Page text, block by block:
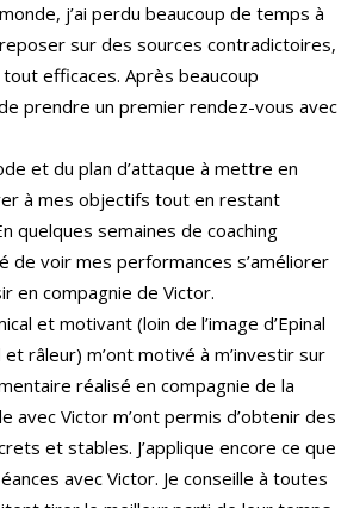
j’ai perdu beaucoup de temps à
sur des sources contradictoires,
efficaces. Après beaucoup
prendre un premier rendez-vous avec
et du plan d’attaque à mettre en
à mes objectifs tout en restant
quelques semaines de coaching
de voir mes performances s’améliorer
en compagnie de Victor.
et motivant (loin de l’image d’Epinal
râleur) m’ont motivé à m’investir sur
réalisé en compagnie de la
avec Victor m’ont permis d’obtenir des
et stables. J’applique encore ce que
avec Victor. Je conseille à toutes